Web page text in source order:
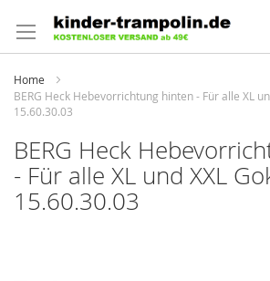
zum
Inhalt
Home
BERG Heck Hebevorrichtung hinten - Für alle XL
15.60.30.03
BERG Heck
- Für alle XL und XXL
15.60.30.03